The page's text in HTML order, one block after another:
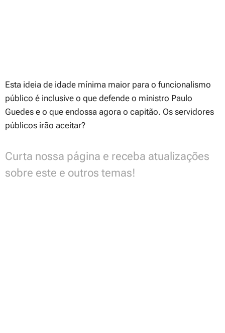
Esta ideia de idade mínima maior para o funcionalismo
público é inclusive o que defende o ministro Paulo
Guedes e o que endossa agora o capitão. Os servidores
públicos irão aceitar?
Curta nossa página e receba atualizações
sobre este e outros temas!